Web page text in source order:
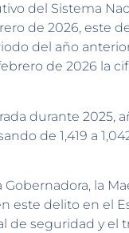
del Sistema
de 2026, este
del año
de 2026 la
durante 2025,
de 1,419 a
la
este delito en el
de seguridad y el